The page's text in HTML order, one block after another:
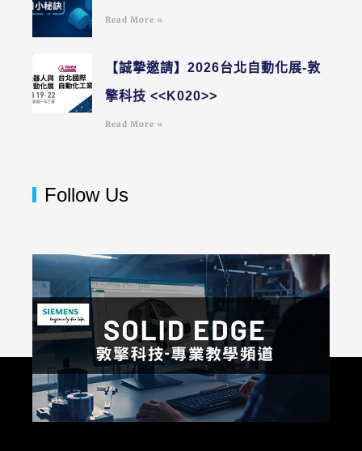
Read More »
【誠摯邀請】2026台北自動化展-敦
擎科技 <<K020>>
Read More »
Follow Us